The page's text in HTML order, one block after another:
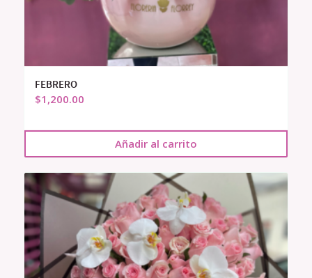
FEBRERO
$1,200.00
Añadir al carrito